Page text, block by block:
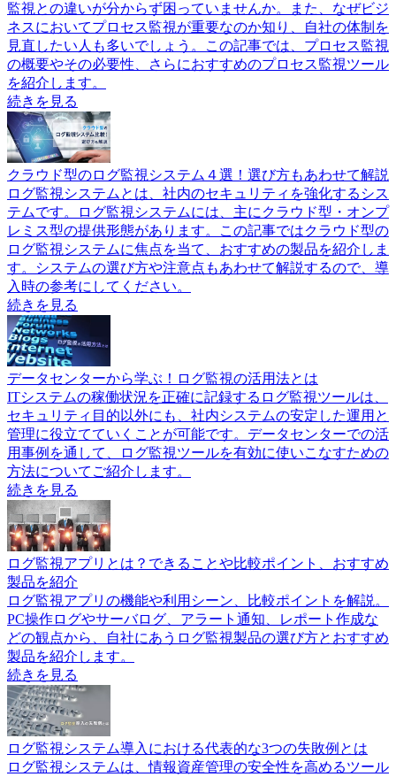
監視との違いが分からず困っていませんか。また、なぜビジ
ネスにおいてプロセス監視が重要なのか知り、自社の体制を
見直したい人も多いでしょう。この記事では、プロセス監視
の概要やその必要性、さらにおすすめのプロセス監視ツール
を紹介します。
続きを見る
クラウド型のログ監視システム４選！選び方もあわせて解説
ログ監視システムとは、社内のセキュリティを強化するシス
テムです。ログ監視システムには、主にクラウド型・オンプ
レミス型の提供形態があります。この記事ではクラウド型の
ログ監視システムに焦点を当て、おすすめの製品を紹介しま
す。システムの選び方や注意点もあわせて解説するので、導
入時の参考にしてください。
続きを見る
データセンターから学ぶ！ログ監視の活用法とは
ITシステムの稼働状況を正確に記録するログ監視ツールは、
セキュリティ目的以外にも、社内システムの安定した運用と
管理に役立てていくことが可能です。データセンターでの活
用事例を通して、ログ監視ツールを有効に使いこなすための
方法についてご紹介します。
続きを見る
ログ監視アプリとは？できることや比較ポイント、おすすめ
製品を紹介
ログ監視アプリの機能や利用シーン、比較ポイントを解説。
PC操作ログやサーバログ、アラート通知、レポート作成な
どの観点から、自社にあうログ監視製品の選び方とおすすめ
製品を紹介します。
続きを見る
ログ監視システム導入における代表的な3つの失敗例とは
ログ監視システムは、情報資産管理の安全性を高めるツール